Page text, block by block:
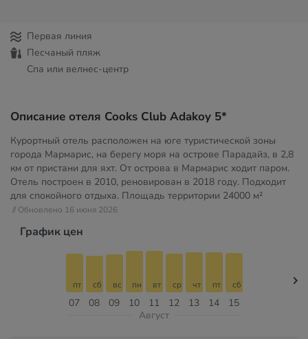
Первая линия
Песчаный пляж
Спа или велнес-центр
Описание отеля Cooks Club Adakoy 5*
Курортный отель расположен на юге туристической зоны
города Мармарис, на берегу моря на острове Парадайз, в 2,8
км от пристани для яхт. От острова в Мармарис ходит паром.
Отель построен в 2010, реновирован в 2018 году. Подходит
для спокойного отдыха. Площадь территории 24000 м²
// Обновлено 16 июня 2026
График цен
07
пт
08
сб
09
вс
10
пн
11
вт
12
ср
13
чт
14
пт
15
сб
Август